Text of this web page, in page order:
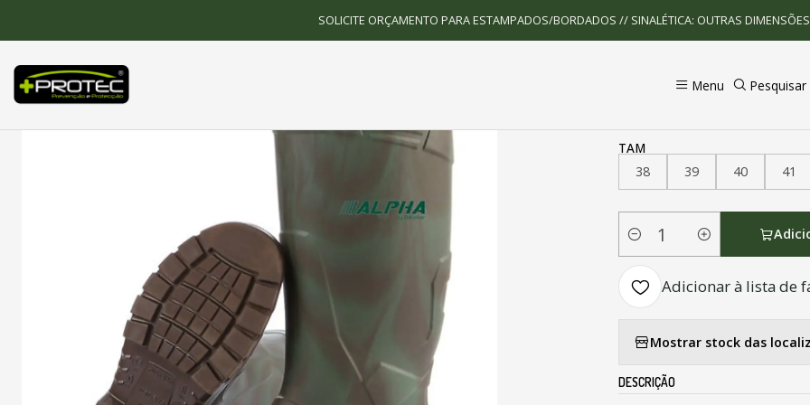
Menu Pesquisar
SOLICITE ORÇAMENTO PARA ESTAMPADOS/BORDADOS // SINALÉTICA: OUTRAS
Início Calçado de Proteção Galocha Alpha Camouflage ( PREÇO SOB
Galocha Alpha
TAM
38
39 40 41
Quantidade
Adicionar à lista de
Mostrar stock das
DESCRIÇÃO